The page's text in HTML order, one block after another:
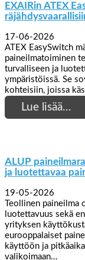
EXAIRin ATEX
17-06-2026
ATEX EasySwitch
paineilmatoiminen
turvalliseen ja
ympäristöissä. Se
kohteisiin, joissa
Lue lisää…
ALUP
ja luotettavaa
19-05-2026
Teollinen
luotettavuus sekä
yrityksen
eurooppalaiset
käyttöön ja
valikoimaan…